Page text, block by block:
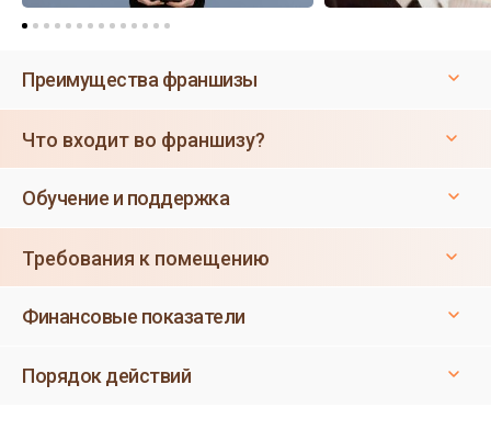
Преимущества франшизы
Что входит во франшизу?
Обучение и поддержка
Требования к помещению
Финансовые показатели
Порядок действий